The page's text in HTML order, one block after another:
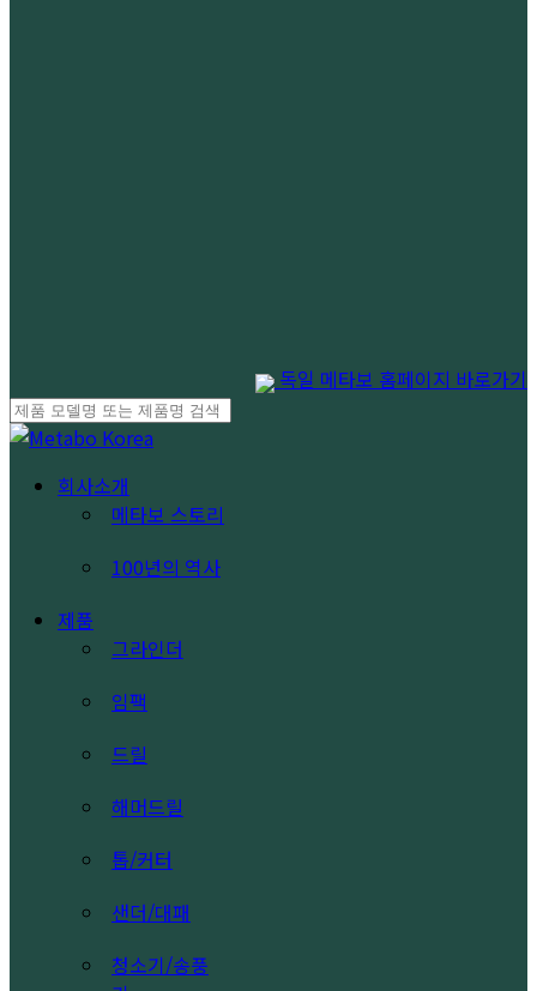
독일 메타보 홈페이지 바로가기
Close
search
Menu 회사소개
메타보 스토리
100년의 역사
제품
그라인더
임팩
드릴
해머드릴
톱/커터
샌더/대패
청소기/송풍